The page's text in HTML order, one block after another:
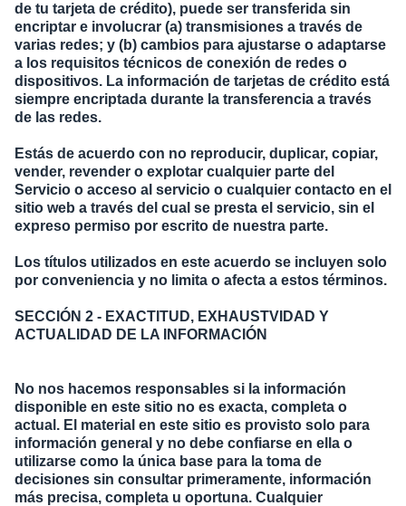
de tu tarjeta de crédito), puede ser transferida sin
encriptar e involucrar (a) transmisiones a través de
varias redes; y (b) cambios para ajustarse o adaptarse
a los requisitos técnicos de conexión de redes o
dispositivos. La información de tarjetas de crédito está
siempre encriptada durante la transferencia a través
de las redes.
Estás de acuerdo con no reproducir, duplicar, copiar,
vender, revender o explotar cualquier parte del
Servicio o acceso al servicio o cualquier contacto en el
sitio web a través del cual se presta el servicio, sin el
expreso permiso por escrito de nuestra parte.
Los títulos utilizados en este acuerdo se incluyen solo
por conveniencia y no limita o afecta a estos términos.
SECCIÓN 2 - EXACTITUD, EXHAUSTVIDAD Y
ACTUALIDAD DE LA INFORMACIÓN
No nos hacemos responsables si la información
disponible en este sitio no es exacta, completa o
actual. El material en este sitio es provisto solo para
información general y no debe confiarse en ella o
utilizarse como la única base para la toma de
decisiones sin consultar primeramente, información
más precisa, completa u oportuna. Cualquier